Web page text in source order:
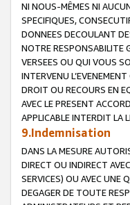
NI NOUS-MÊMES NI
SPECIFIQUES,
DONNEES DECOULANT
NOTRE RESPONSABILITE
VERSEES OU QUI VOUS
INTERVENU
DROIT OU RECOURS EN
AVEC LE PRESENT
APPLICABLE INTERDIT LA
9.Indemnisation
DANS LA MESURE
DIRECT OU INDIRECT
SERVICES) OU AVEC UNE
DEGAGER DE TOUTE